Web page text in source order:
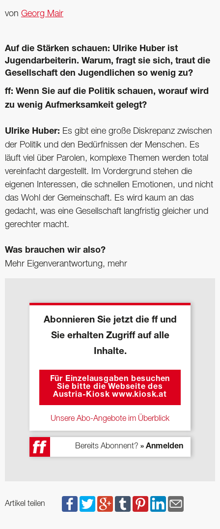
von Georg Mair
Auf die Stärken schauen: Ulrike Huber ist
Jugendarbeiterin. Warum, fragt sie sich, traut die
Gesellschaft den Jugendlichen so wenig zu?
ff: Wenn Sie auf die Politik schauen, worauf wird
zu wenig Aufmerksamkeit gelegt?
Ulrike Huber: Es gibt eine große Diskrepanz zwischen
der Politik und den Bedürfnissen der Menschen. Es
läuft viel über Parolen, komplexe Themen ­werden total
vereinfacht dargestellt. Im Vordergrund stehen die
eigenen Interessen, die schnellen Emotionen, und nicht
das Wohl der Gemeinschaft. Es wird kaum an das
gedacht, was eine Gesellschaft langfristig gleicher und
gerechter macht.
Was brauchen wir also?
Mehr Eigenverantwortung, mehr
Abonnieren Sie jetzt die ff und
Sie erhalten Zugriff auf alle
Inhalte.
Für Einzelausgaben besuchen
Sie bitte die Webseite des
Austria-Kiosk www.kiosk.at
Unsere Abo-Angebote im Überblick
Bereits Abonnent? » Anmelden
Artikel teilen